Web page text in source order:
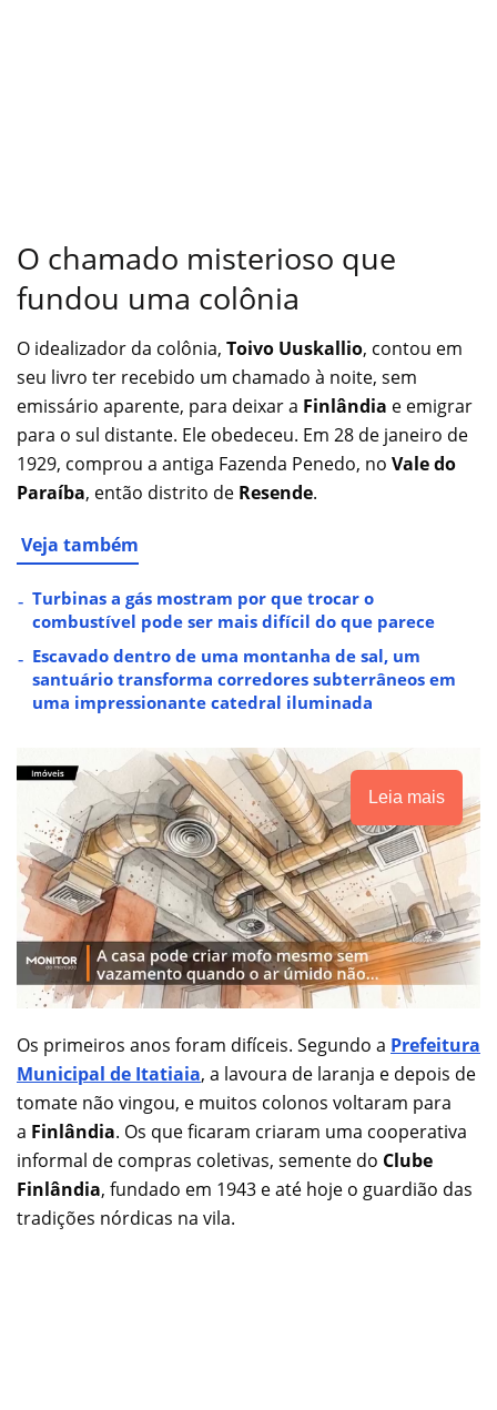
O chamado misterioso que
fundou uma colônia
O idealizador da colônia, Toivo Uuskallio, contou em
seu livro ter recebido um chamado à noite, sem
emissário aparente, para deixar a Finlândia e emigrar
para o sul distante. Ele obedeceu. Em 28 de janeiro de
1929, comprou a antiga Fazenda Penedo, no Vale do
Paraíba, então distrito de Resende.
Veja também
Turbinas a gás mostram por que trocar o
combustível pode ser mais difícil do que parece
Escavado dentro de uma montanha de sal, um
santuário transforma corredores subterrâneos em
uma impressionante catedral iluminada
Leia mais
Os primeiros anos foram difíceis. Segundo a Prefeitura
Municipal de Itatiaia, a lavoura de laranja e depois de
tomate não vingou, e muitos colonos voltaram para
a Finlândia. Os que ficaram criaram uma cooperativa
informal de compras coletivas, semente do Clube
Finlândia, fundado em 1943 e até hoje o guardião das
tradições nórdicas na vila.